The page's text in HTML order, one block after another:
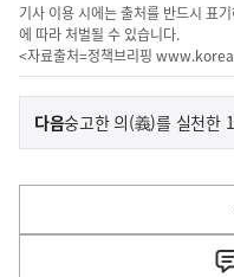
기사 이용 시에는 출처를 반드시 표
에 따라 처벌될 수 있습니다.
<자료출처=정책브리핑
이
전
다
음
다음기
숭고한 의(義)를 실천한